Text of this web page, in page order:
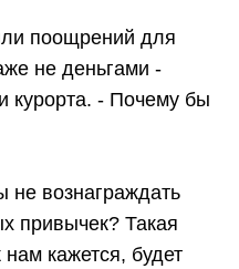
поощрений для
не деньгами -
курорта. - Почему бы
не вознаграждать
привычек? Такая
нам кажется, будет